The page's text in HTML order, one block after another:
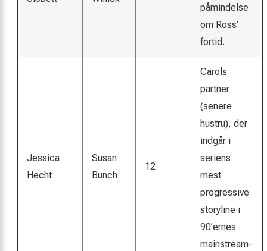
påmindelse
om Ross’
fortid.
Jessica
Hecht
Susan
Bunch
12
Carols
partner
(senere
hustru), der
indgår i
seriens
mest
progressive
storyline i
90’ernes
mainstream-